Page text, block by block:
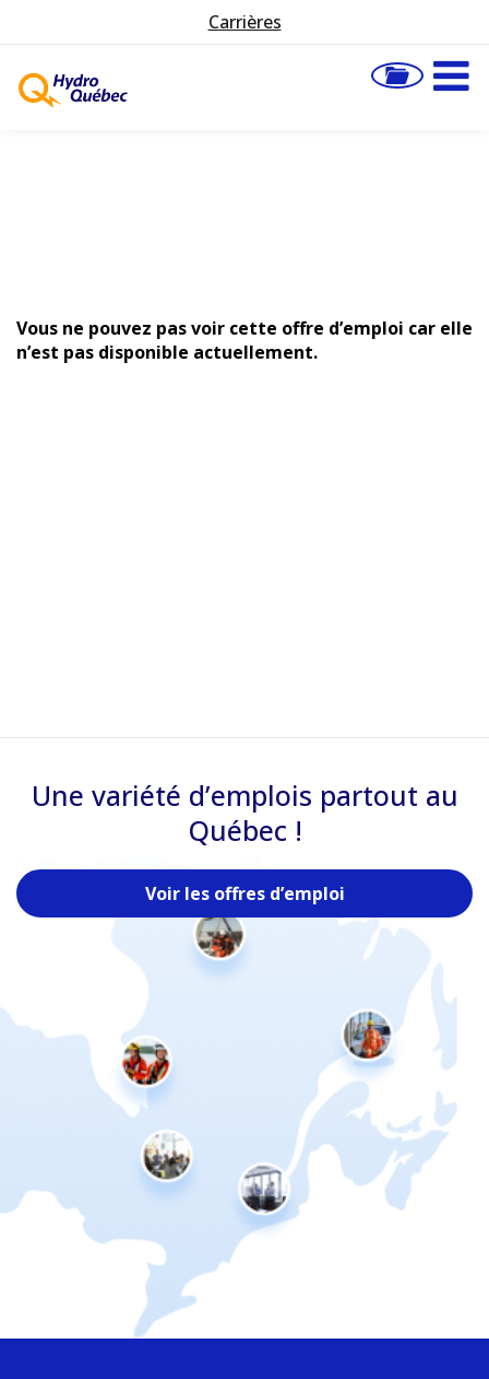
Carrières
Vous ne pouvez pas voir cette offre d’emploi car elle
n’est pas disponible actuellement.
Une variété d’emplois partout au
Québec !
Voir les offres d’emploi